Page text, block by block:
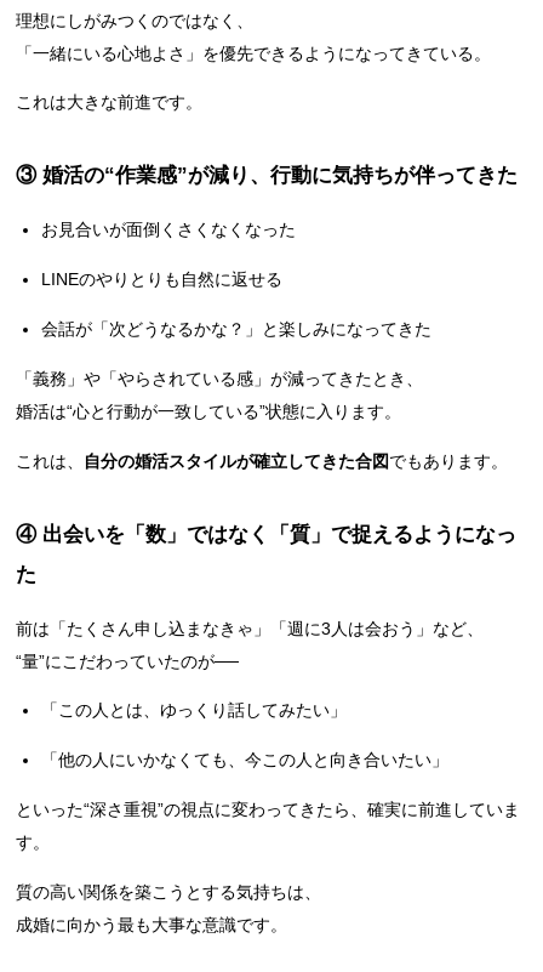
理想にしがみつくのではなく、
「一緒にいる心地よさ」を優先できるようになってきている。
これは大きな前進です。
③ 婚活の“作業感”が減り、行動に気持ちが伴ってきた
お見合いが面倒くさくなくなった
LINEのやりとりも自然に返せる
会話が「次どうなるかな？」と楽しみになってきた
「義務」や「やらされている感」が減ってきたとき、
婚活は“心と行動が一致している”状態に入ります。
これは、 自分の婚活スタイルが確立してきた合図 でもあります。
④ 出会いを「数」ではなく「質」で捉えるようになっ
た
前は「たくさん申し込まなきゃ」「週に3人は会おう」など、
“量”にこだわっていたのが──
「この人とは、ゆっくり話してみたい」
「他の人にいかなくても、今この人と向き合いたい」
といった“深さ重視”の視点に変わってきたら、確実に前進していま
す。
質の高い関係を築こうとする気持ちは、
成婚に向かう最も大事な意識です。